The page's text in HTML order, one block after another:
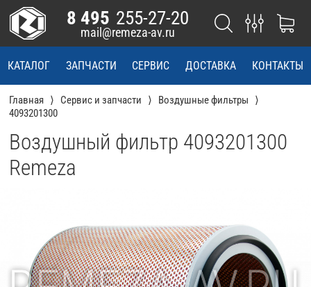
КАТАЛОГ ЗАПЧАСТИ СЕРВИС ДОСТАВКА КОНТАКТЫ
8 495 255-27-20
mail@remeza-av.ru
Главная Сервис и запчасти
Воздушные фильтры
4093201300
Воздушный фильтр 4093201300
Remeza